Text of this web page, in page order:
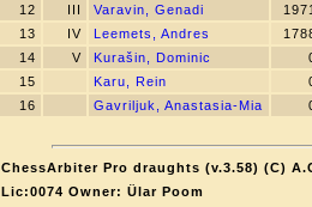
12
III Varavin, Genadi
13
IV Leemets, Andres
14
V Kurašin, Dominic
15
Karu, Rein
16
Gavriljuk, Anastasia-Mia
ChessArbiter Pro draughts (v.3.58) (C)
Lic:0074 Owner: Ülar Poom